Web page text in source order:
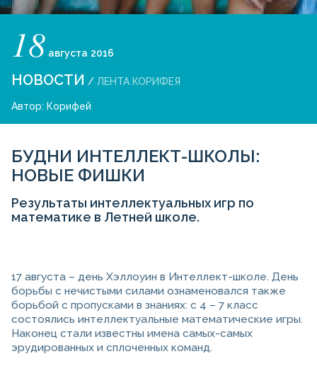
18 августа 2016
НОВОСТИ / ЛЕНТА КОРИФЕЯ
Автор: Корифей
БУДНИ ИНТЕЛЛЕКТ-ШКОЛЫ:
НОВЫЕ ФИШКИ
Результаты интеллектуальных игр по
математике в Летней школе.
17 августа – день Хэллоуин в Интеллект-школе. День
борьбы с нечистыми силами ознаменовался также
борьбой с пропусками в знаниях: с 4 – 7 класс
состоялись интеллектуальные математические игры.
Наконец стали известны имена самых-самых
эрудированных и сплоченных команд.